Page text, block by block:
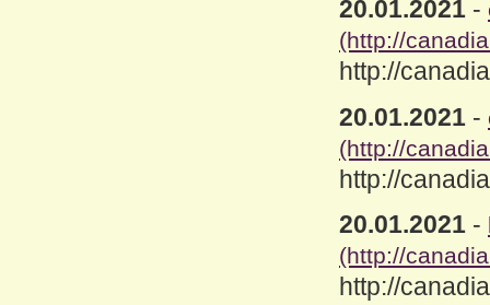
20.01.2021 -
(http://
http://
20.01.2021 -
(http://
http://
20.01.2021 -
(http://
http://